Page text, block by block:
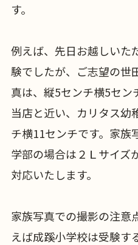
す。
例えば、先日お越しいた
験でしたが、ご志望の世
真は、縦5センチ横5セン
当店と近い、カリタス幼
チ横11センチです。家族
学部の場合は２Ｌサイズ
対応いたします。
家族写真での撮影の注意
えば成蹊小学校は受験す